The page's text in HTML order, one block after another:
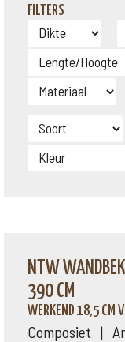
FILTERS
NTW
390 CM
WERKEND 18,5 CM
Composiet |